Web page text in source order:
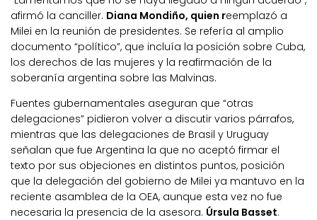
afirmó la canciller. Diana Mondiño, quien reemplazó a
Milei en la reunión de presidentes. Se refería al amplio
documento “político”, que incluía la posición sobre Cuba,
los derechos de las mujeres y la reafirmación de la
soberanía argentina sobre las Malvinas.
Fuentes gubernamentales aseguran que “otras
delegaciones” pidieron volver a discutir varios párrafos,
mientras que las delegaciones de Brasil y Uruguay
señalan que fue Argentina la que no aceptó firmar el
texto por sus objeciones en distintos puntos, posición
que la delegación del gobierno de Milei ya mantuvo en la
reciente asamblea de la OEA, aunque esta vez no fue
necesaria la presencia de la asesora. Úrsula Basset.